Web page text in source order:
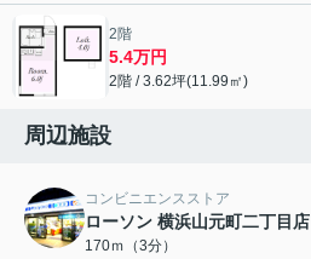
2階
5.4万円
2階 / 3.62坪(11.99㎡)
周辺施設
コンビニエンスストア
ローソン 横浜山元町二丁目店
170ｍ（3分）